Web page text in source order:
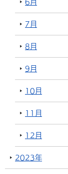
6月
7月
8月
9月
10月
11月
12月
2023年